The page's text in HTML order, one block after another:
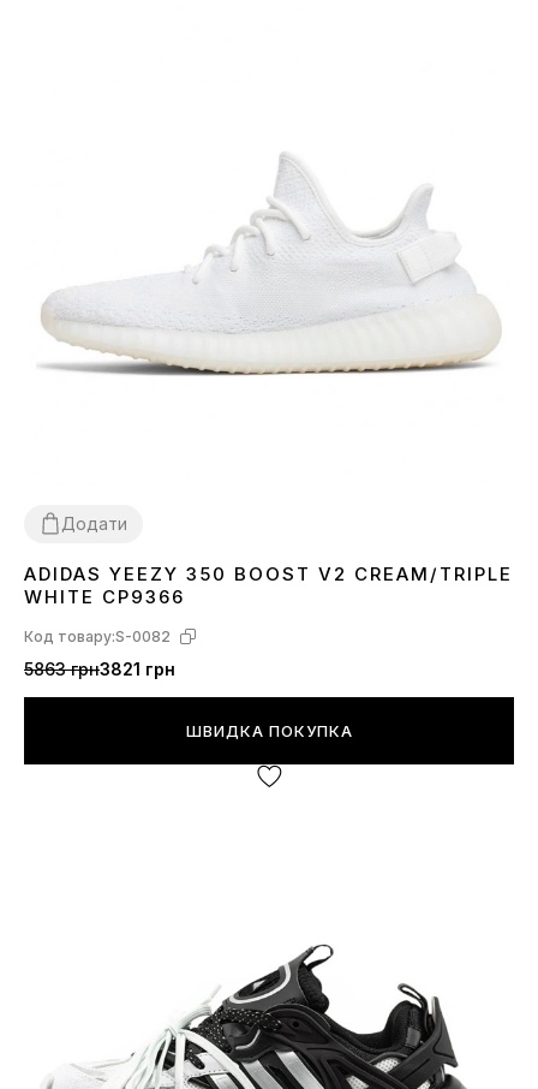
Додати
36 3738 39 404142 44
ADIDAS YEEZY 350 BOOST V2 CREAM/TRIPLE
WHITE CP9366
Код товару:S-0082
5863 грн3821 грн
ШВИДКА ПОКУПКА